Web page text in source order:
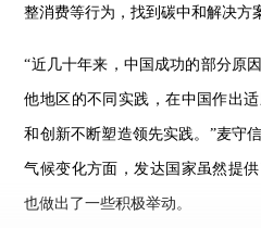
整消费等行为，找到碳中和解决方
“近几十年来，中国成功的部分原
他地区的不同实践，在中国作出
和创新不断塑造领先实践。”麦守
气候变化方面，发达国家虽然提
也做出了一些积极举动。